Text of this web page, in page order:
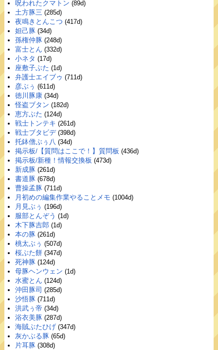
呪われたクマトン (89d)
土方豚三 (285d)
夜鳴きとんこつ (417d)
妲己豚(34d)
孫権仲豚(248d)
富士とん (332d)
小ネタ (17d)
座敷子ぶた (1d)
弁護士エイブゥ (711d)
彦ぶぅ (611d)
徳川豚康(34d)
怪盗ブタン (182d)
恵方ぶた (124d)
戦士トンテキ (261d)
戦士ブタビデ(398d)
托鉢僧ぶぅ八 (34d)
掲示板/【質問はここで！】質問板 (436d)
掲示板/新種！情報交換板 (473d)
新成豚(261d)
書道豚(678d)
曹操孟豚(711d)
月初めの編集作業やることメモ (1004d)
月見ぶぅ (196d)
服部とんぞう (1d)
木下豚吉郎 (1d)
本の豚(261d)
桃太ぶぅ (507d)
桜ぶた餅(347d)
死神豚(124d)
母豚ヘンウェン (1d)
水蜜とん (124d)
沖田豚司 (285d)
沙悟豚(711d)
洪武ぅ帝 (34d)
浴衣美豚(287d)
海賊ぶたひげ(347d)
灰かぶる豚(65d)
片耳豚(308d)